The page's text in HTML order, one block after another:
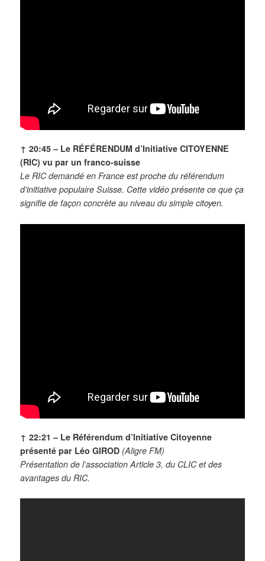
↑ 20:45 – Le RÉFÉRENDUM d’Initiative CITOYENNE
(RIC) vu par un franco-suisse
Le RIC demandé en France est proche du référendum
d’initiative populaire Suisse. Cette vidéo présente ce que ça
signifie de façon concrète au niveau du simple citoyen.
↑ 22:21 – Le Référendum d’Initiative Citoyenne
présenté par Léo GIROD (Aligre FM)
Présentation de l’association Article 3, du CLIC et des
avantages du RIC.